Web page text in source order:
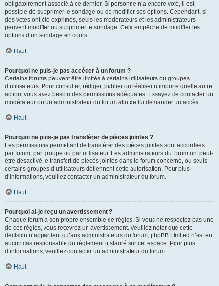
obligatoirement associé à ce dernier. Si personne n’a encore voté, il est
possible de supprimer le sondage ou de modifier ses options. Cependant, si
des votes ont été exprimés, seuls les modérateurs et les administrateurs
peuvent modifier ou supprimer le sondage. Cela empêche de modifier les
options d’un sondage en cours.
Haut
Pourquoi ne puis-je pas accéder à un forum ?
Certains forums peuvent être limités à certains utilisateurs ou groupes
d’utilisateurs. Pour consulter, rédiger, publier ou réaliser n’importe quelle autre
action, vous avez besoin des permissions adéquates. Essayez de contacter un
modérateur ou un administrateur du forum afin de lui demander un accès.
Haut
Pourquoi ne puis-je pas transférer de pièces jointes ?
Les permissions permettant de transférer des pièces jointes sont accordées
par forum, par groupe ou par utilisateur. Les administrateurs du forum ont peut-
être désactivé le transfert de pièces jointes dans le forum concerné, ou seuls
certains groupes d’utilisateurs détiennent cette autorisation. Pour plus
d’informations, veuillez contacter un administrateur du forum.
Haut
Pourquoi ai-je reçu un avertissement ?
Chaque forum a son propre ensemble de règles. Si vous ne respectez pas une
de ces règles, vous recevrez un avertissement. Veuillez noter que cette
décision n’appartient qu’aux administrateurs du forum, phpBB Limited n’est en
aucun cas responsable du règlement instauré sur cet espace. Pour plus
d’informations, veuillez contacter un administrateur du forum.
Haut